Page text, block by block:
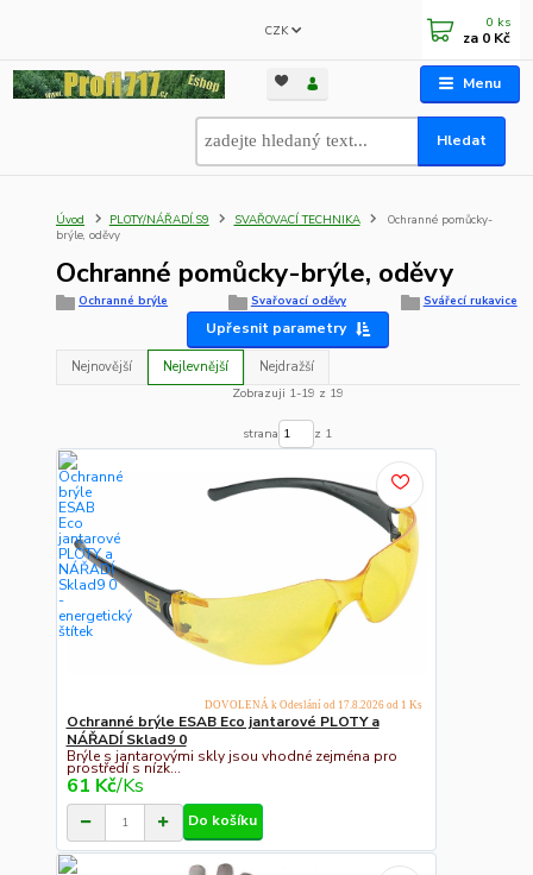
Menu
CZK
Hledat
0 ks
za 0 Kč
Úvod PLOTY/NÁŘADÍ.S9 SVAŘOVACÍ TECHNIKA
Ochranné pomůcky-
brýle, oděvy
Ochranné pomůcky-brýle, oděvy
Ochranné brýle Svařovací oděvy Svářecí rukavice
Upřesnit parametry
Nejnovější Nejlevnější
Nejdražší
Zobrazuji 1-19 z 19
strana z 1
Ochranné brýle ESAB Eco jantarové PLOTY a
NÁŘADÍ Sklad9 0
Brýle s jantarovými skly jsou vhodné zejména pro
prostředí s nízk...
61 Kč/Ks
DOVOLENÁ k Odeslání od 17.8.2026 od 1 Ks
Do košíku